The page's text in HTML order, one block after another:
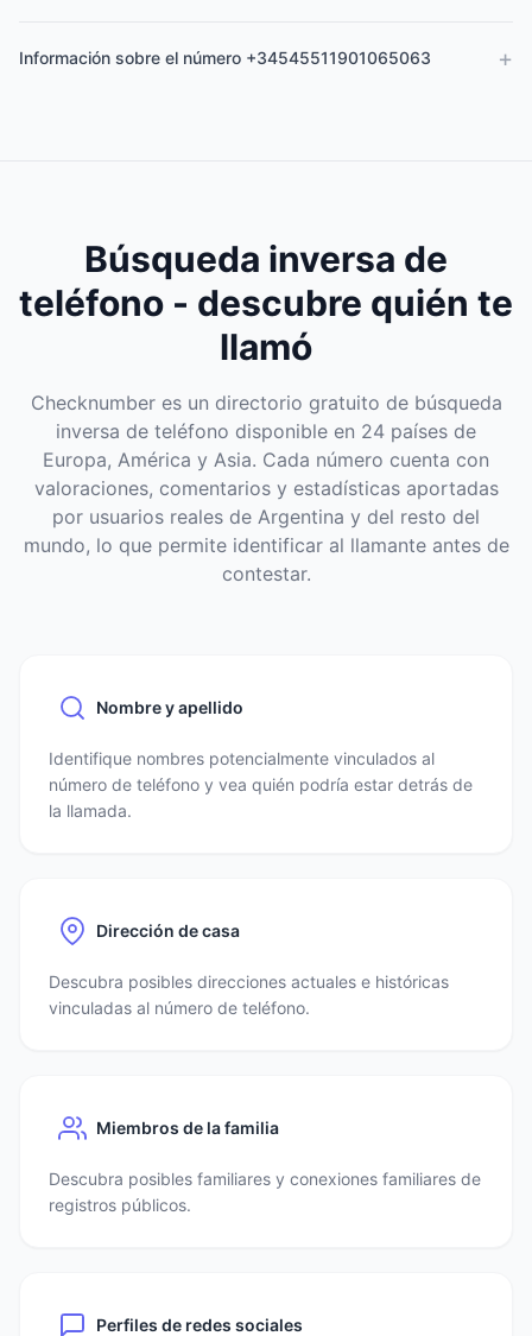
Información sobre el número +34545511901065063 +
Búsqueda inversa de
teléfono - descubre quién te
llamó
Checknumber es un directorio gratuito de búsqueda
inversa de teléfono disponible en 24 países de
Europa, América y Asia. Cada número cuenta con
valoraciones, comentarios y estadísticas aportadas
por usuarios reales de Argentina y del resto del
mundo, lo que permite identificar al llamante antes de
contestar.
Nombre y apellido
Identifique nombres potencialmente vinculados al
número de teléfono y vea quién podría estar detrás de
la llamada.
Dirección de casa
Descubra posibles direcciones actuales e históricas
vinculadas al número de teléfono.
Miembros de la familia
Descubra posibles familiares y conexiones familiares de
registros públicos.
Perfiles de redes sociales